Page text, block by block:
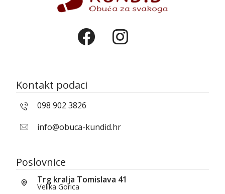
Kontakt podaci
098 902 3826
info@obuca-kundid.hr
Poslovnice
Trg kralja Tomislava 41
Velika Gorica